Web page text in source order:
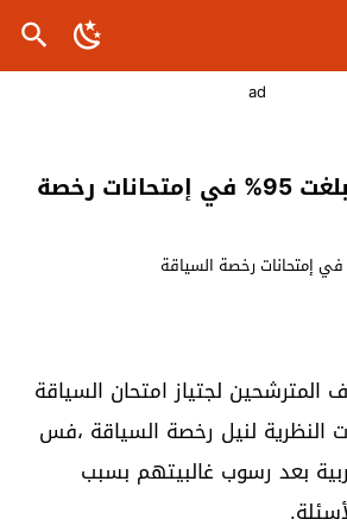
نسبة السقوط بلغت 95% في إمتحانات رخصة
المترشحين لجتياز امتحان السياقة
النظرية لنيل رخصة السياقة ،فس
بعد رسوب غالبيتهم بسبب